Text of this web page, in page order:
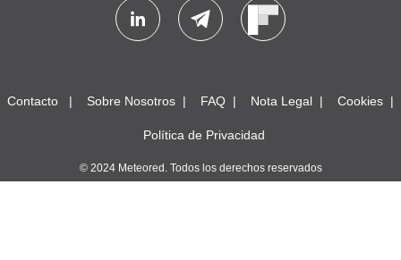
Contacto Sobre Nosotros FAQ Nota Legal Cookies
Política de Privacidad
© 2024 Meteored. Todos los derechos reservados